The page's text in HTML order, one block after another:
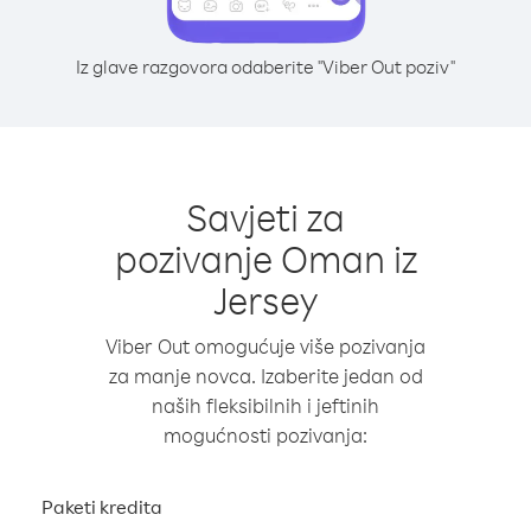
Iz glave razgovora odaberite "Viber Out poziv"
Savjeti za
pozivanje Oman iz
Jersey
Viber Out omogućuje više pozivanja
za manje novca. Izaberite jedan od
naših fleksibilnih i jeftinih
mogućnosti pozivanja:
Paketi kredita